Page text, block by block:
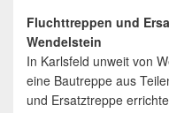
Fluchttreppen und
Wendelstein
In Karlsfeld unweit von
eine Bautreppe aus
und Ersatztreppe